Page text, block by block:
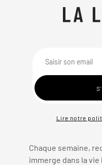
Lire notre
Chaque semaine,
immerge dans la